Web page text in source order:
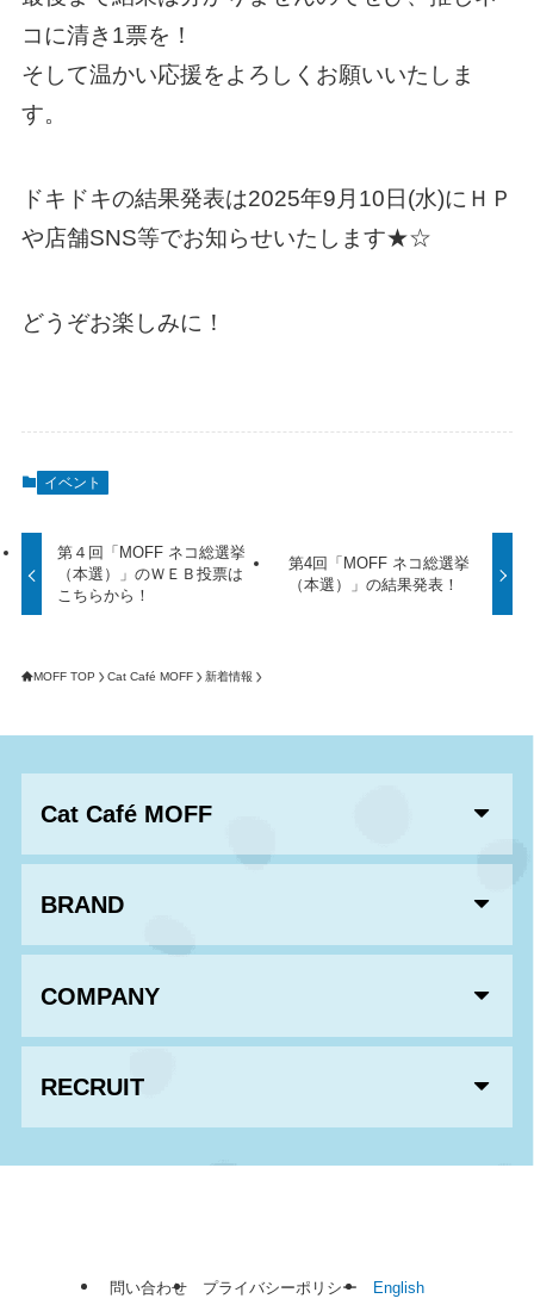
コに清き1票を！
そして温かい応援をよろしくお願いいたしま
す。
ドキドキの結果発表は2025年9月10日(水)にＨＰ
や店舗SNS等でお知らせいたします★☆
どうぞお楽しみに！
イベント
第４回「MOFF ネコ総選挙
（本選）」のＷＥＢ投票は
こちらから！
第4回「MOFF ネコ総選挙
（本選）」の結果発表！
MOFF TOP Cat Café MOFF 新着情報
Cat Café MOFF
BRAND
COMPANY
RECRUIT
問い合わせ プライバシーポリシー English